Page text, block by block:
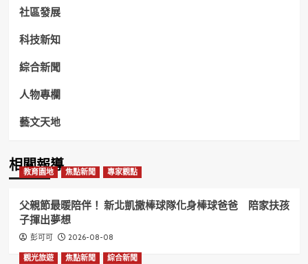
社區發展
科技新知
綜合新聞
人物專欄
藝文天地
相關報導
教育園地 焦點新聞 專家觀點
父親節最暖陪伴！ 新北凱撒棒球隊化身棒球爸爸 陪家扶孩
子揮出夢想
彭可可 2026-08-08
觀光旅遊 焦點新聞 綜合新聞